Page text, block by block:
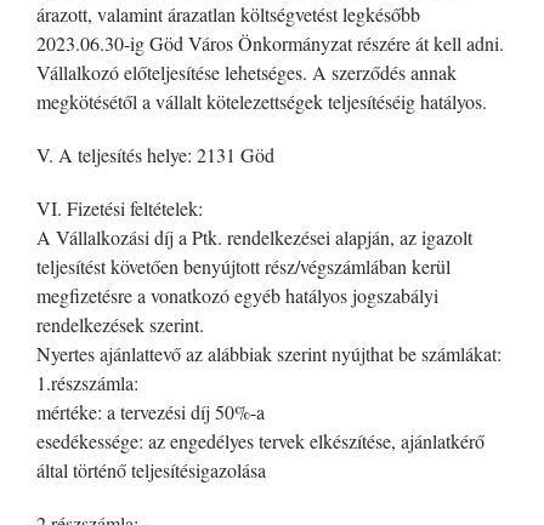
árazott, valamint árazatlan költségvetést legkésőbb
2023.06.30-ig Göd Város Önkormányzat részére át kell adni.
Vállalkozó előteljesítése lehetséges. A szerződés annak
megkötésétől a vállalt kötelezettségek teljesítéséig hatályos.
V. A teljesítés helye: 2131 Göd
VI. Fizetési feltételek:
A Vállalkozási díj a Ptk. rendelkezései alapján, az igazolt
teljesítést követően benyújtott rész/végszámlában kerül
megfizetésre a vonatkozó egyéb hatályos jogszabályi
rendelkezések szerint.
Nyertes ajánlattevő az alábbiak szerint nyújthat be számlákat:
1.részszámla:
mértéke: a tervezési díj 50%-a
esedékessége: az engedélyes tervek elkészítése, ajánlatkérő
által történő teljesítésigazolása